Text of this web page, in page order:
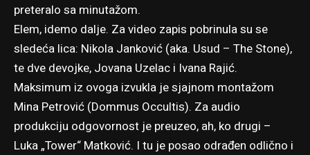
preteralo sa minutažom.
Elem, idemo dalje. Za video zapis pobrinula su se
sledeća lica: Nikola Janković (aka. Usud – The Stone),
te dve devojke, Jovana Uzelac i Ivana Rajić.
Maksimum iz ovoga izvukla je sjajnom montažom
Mina Petrović (Dommus Occultis). Za audio
produkciju odgovornost je preuzeo, ah, ko drugi –
Luka „Tower“ Matković. I tu je posao odrađen odlično i